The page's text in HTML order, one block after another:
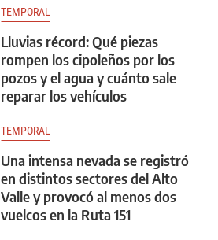
TEMPORAL
Lluvias récord: Qué piezas
rompen los cipoleños por los
pozos y el agua y cuánto sale
reparar los vehículos
TEMPORAL
Una intensa nevada se registró
en distintos sectores del Alto
Valle y provocó al menos dos
vuelcos en la Ruta 151